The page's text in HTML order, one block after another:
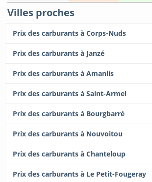
Villes proches
Prix des carburants à Corps-Nuds
Prix des carburants à Janzé
Prix des carburants à Amanlis
Prix des carburants à Saint-Armel
Prix des carburants à Bourgbarré
Prix des carburants à Nouvoitou
Prix des carburants à Chanteloup
Prix des carburants à Le Petit-Fougeray